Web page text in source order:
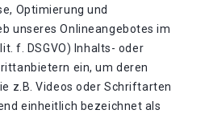
Optimierung und
unseres Onlineangebotes im
f. DSGVO) Inhalts- oder
ein, um deren
z.B. Videos oder Schriftarten
einheitlich bezeichnet als